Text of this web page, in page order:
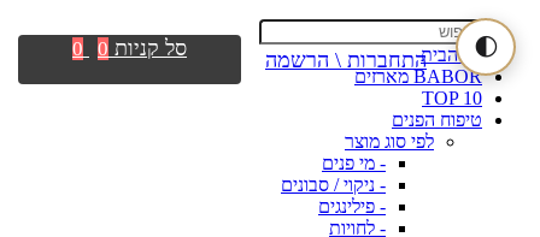
🌓דף הבית
BABOR מארזים
TOP 10
טיפוח הפנים
לפי סוג מוצר
- מי פנים
- ניקוי / סבונים
- פילינגים
- לחויות
התחברות \ הרשמה סל קניות 0
0